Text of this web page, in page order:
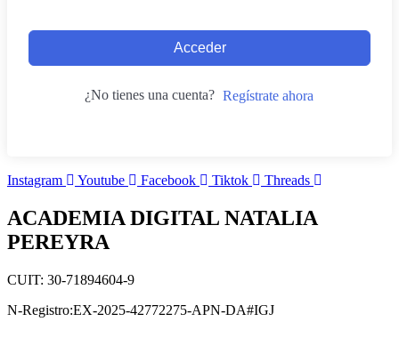
Acceder
¿No tienes una cuenta? Regístrate ahora
Instagram Youtube Facebook Tiktok Threads
ACADEMIA DIGITAL NATALIA
PEREYRA
CUIT: 30-71894604-9
N-Registro:EX-2025-42772275-APN-DA#IGJ